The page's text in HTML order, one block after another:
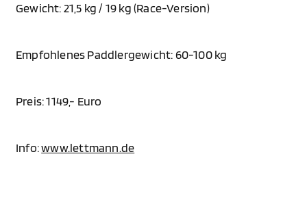
Gewicht: 21,5 kg / 19 kg (Race-Version)
Empfohlenes Paddlergewicht: 60-100 kg
Preis: 1149,- Euro
Info:www.lettmann.de